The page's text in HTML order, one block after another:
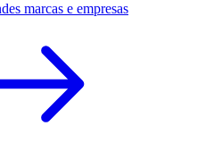
marcas e empresas